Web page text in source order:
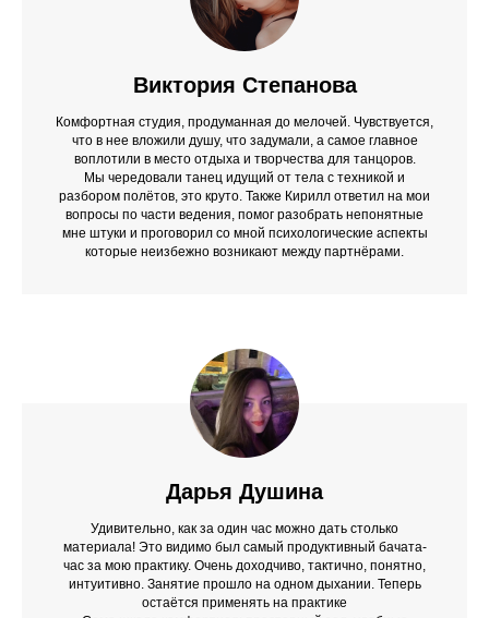
Виктория Степанова
Комфортная студия, продуманная до мелочей. Чувствуется,
что в нее вложили душу, что задумали, а самое главное
воплотили в место отдыха и творчества для танцоров.
Мы чередовали танец идущий от тела с техникой и
разбором полётов, это круто. Также Кирилл ответил на мои
вопросы по части ведения, помог разобрать непонятные
мне штуки и проговорил со мной психологические аспекты
которые неизбежно возникают между партнёрами.
Дарья Душина
Удивительно, как за один час можно дать столько
материала! Это видимо был самый продуктивный бачата-
час за мою практику. Очень доходчиво, тактично, понятно,
интуитивно. Занятие прошло на одном дыхании. Теперь
остаётся применять на практике